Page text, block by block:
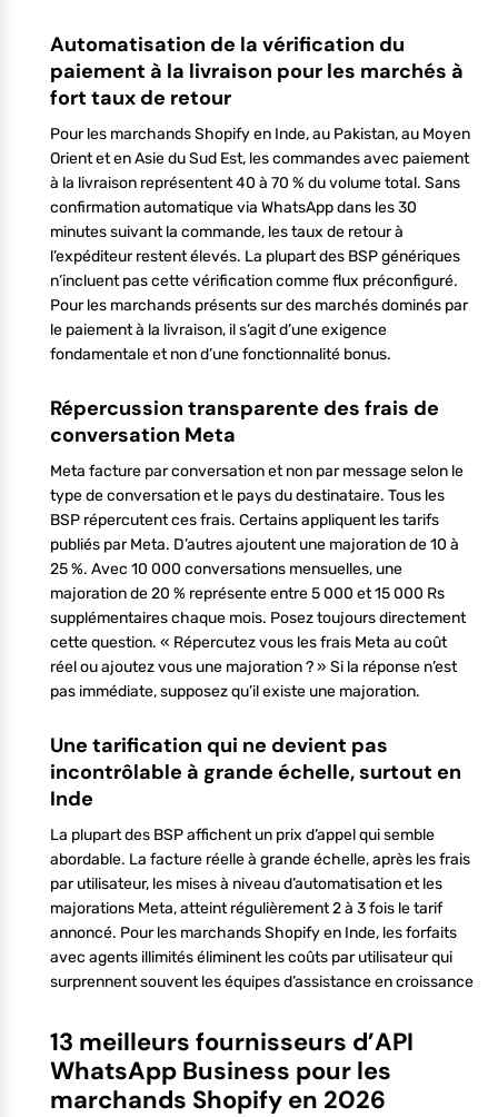
Automatisation de la vérification du
paiement à la livraison pour les marchés à
fort taux de retour
Pour les marchands Shopify en Inde, au Pakistan, au Moyen
Orient et en Asie du Sud Est, les commandes avec paiement
à la livraison représentent 40 à 70 % du volume total. Sans
confirmation automatique via WhatsApp dans les 30
minutes suivant la commande, les taux de retour à
l’expéditeur restent élevés. La plupart des BSP génériques
n’incluent pas cette vérification comme flux préconfiguré.
Pour les marchands présents sur des marchés dominés par
le paiement à la livraison, il s’agit d’une exigence
fondamentale et non d’une fonctionnalité bonus.
Répercussion transparente des frais de
conversation Meta
Meta facture par conversation et non par message selon le
type de conversation et le pays du destinataire. Tous les
BSP répercutent ces frais. Certains appliquent les tarifs
publiés par Meta. D’autres ajoutent une majoration de 10 à
25 %. Avec 10 000 conversations mensuelles, une
majoration de 20 % représente entre 5 000 et 15 000 Rs
supplémentaires chaque mois. Posez toujours directement
cette question. « Répercutez vous les frais Meta au coût
réel ou ajoutez vous une majoration ? » Si la réponse n’est
pas immédiate, supposez qu’il existe une majoration.
Une tarification qui ne devient pas
incontrôlable à grande échelle, surtout en
Inde
La plupart des BSP affichent un prix d’appel qui semble
abordable. La facture réelle à grande échelle, après les frais
par utilisateur, les mises à niveau d’automatisation et les
majorations Meta, atteint régulièrement 2 à 3 fois le tarif
annoncé. Pour les marchands Shopify en Inde, les forfaits
avec agents illimités éliminent les coûts par utilisateur qui
surprennent souvent les équipes d’assistance en croissance
13 meilleurs fournisseurs d’API
WhatsApp Business pour les
marchands Shopify en 2026